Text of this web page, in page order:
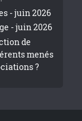
- juin 2026
- juin 2026
de
menés
?